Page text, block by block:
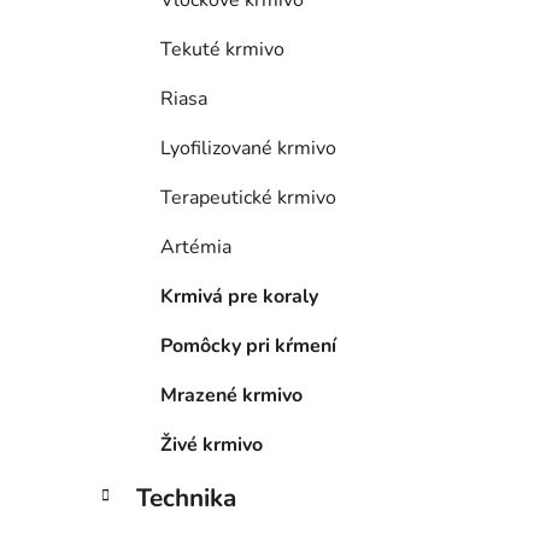
Tekuté krmivo
Riasa
Lyofilizované krmivo
Terapeutické krmivo
Artémia
Krmivá pre koraly
Pomôcky pri kŕmení
Mrazené krmivo
Živé krmivo
Technika